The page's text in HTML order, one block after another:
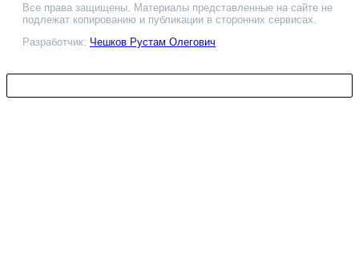
Все права защищены. Материалы представленные на сайте не
подлежат копированию и публикации в сторонних сервисах.
Разработчик: Чешков Рустам Олегович